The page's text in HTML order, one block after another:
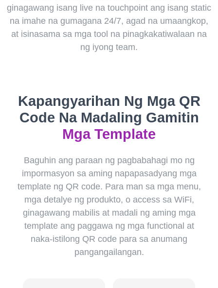
ginagawang isang live na touchpoint ang isang static
na imahe na gumagana 24/7, agad na umaangkop,
at isinasama sa mga tool na pinagkakatiwalaan na
ng iyong team.
Kapangyarihan Ng Mga QR
Code Na Madaling Gamitin
Mga Template
Baguhin ang paraan ng pagbabahagi mo ng
impormasyon sa aming napapasadyang mga
template ng QR code. Para man sa mga menu,
mga detalye ng produkto, o access sa WiFi,
ginagawang mabilis at madali ng aming mga
template ang paggawa ng mga functional at
naka-istilong QR code para sa anumang
pangangailangan.